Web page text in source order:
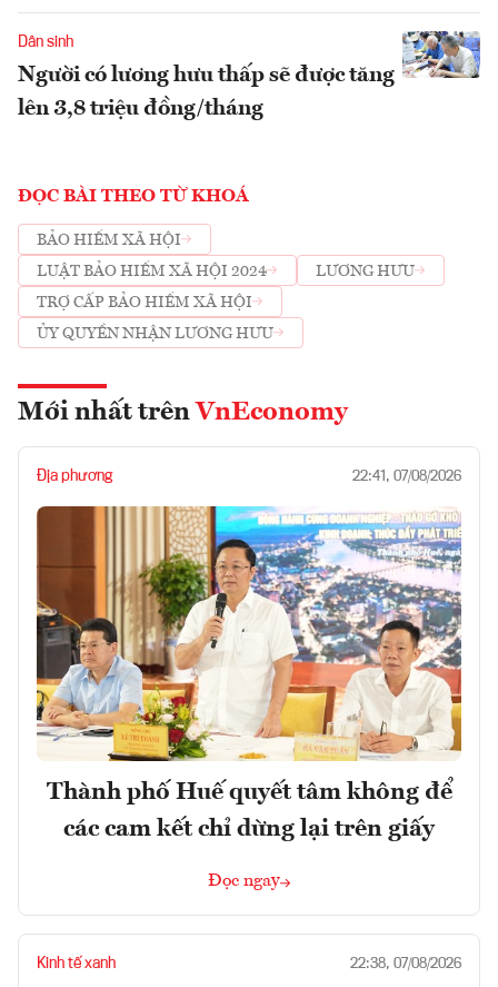
Dân sinh
Người có lương hưu thấp sẽ được tăng
lên 3,8 triệu đồng/tháng
ĐỌC BÀI THEO TỪ KHOÁ
BẢO HIỂM XÃ HỘI
LUẬT BẢO HIỂM XÃ HỘI 2024
LƯƠNG HƯU
TRỢ CẤP BẢO HIỂM XÃ HỘI
ỦY QUYỀN NHẬN LƯƠNG HƯU
Mới nhất trên VnEconomy
Địa phương 22:41, 07/08/2026
Thành phố Huế quyết tâm không để
các cam kết chỉ dừng lại trên giấy
Đọc ngay
Kinh tế xanh 22:38, 07/08/2026